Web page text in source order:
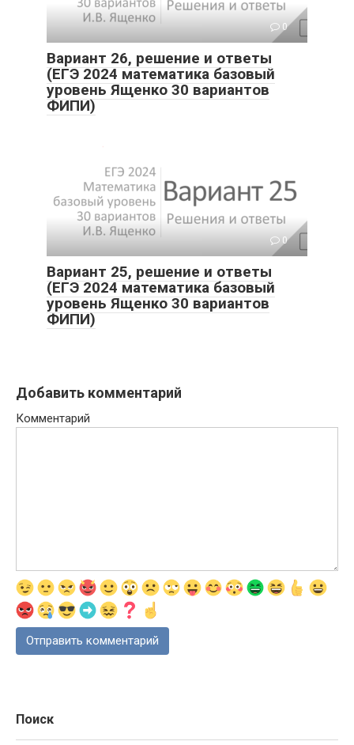
0
Вариант 26, решение и ответы
(ЕГЭ 2024 математика базовый
уровень Ященко 30 вариантов
ФИПИ)
0
Вариант 25, решение и ответы
(ЕГЭ 2024 математика базовый
уровень Ященко 30 вариантов
ФИПИ)
Добавить комментарий
Комментарий
Поиск